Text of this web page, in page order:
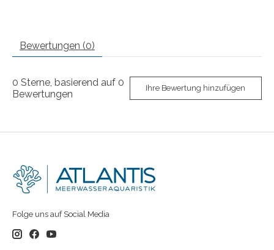
Bewertungen (0)
0 Sterne, basierend auf 0
Bewertungen
Ihre Bewertung hinzufügen
Folge uns auf Social Media